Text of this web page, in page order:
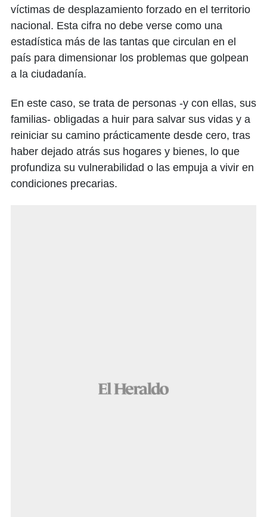
víctimas de desplazamiento forzado en el territorio
nacional. Esta cifra no debe verse como una
estadística más de las tantas que circulan en el
país para dimensionar los problemas que golpean
a la ciudadanía.
En este caso, se trata de personas -y con ellas, sus
familias- obligadas a huir para salvar sus vidas y a
reiniciar su camino prácticamente desde cero, tras
haber dejado atrás sus hogares y bienes, lo que
profundiza su vulnerabilidad o las empuja a vivir en
condiciones precarias.